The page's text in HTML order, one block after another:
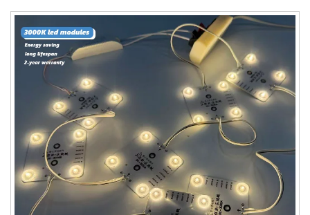
модули, LED блокови вериги за светлинни кутии